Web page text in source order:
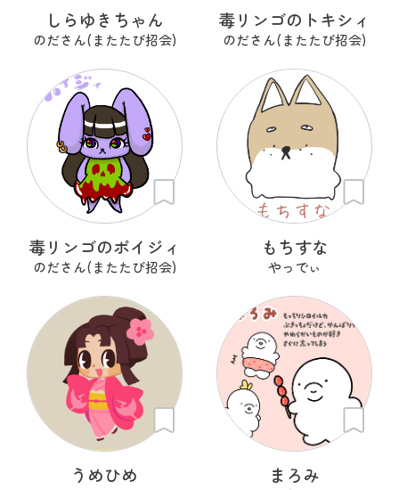
しらゆきちゃん
のださん(またたび招会)
毒リンゴのトキシィ
のださん(またたび招会)
毒リンゴのポイジィ
のださん(またたび招会)
もちすな
やっでぃ
うめひめ まろみ